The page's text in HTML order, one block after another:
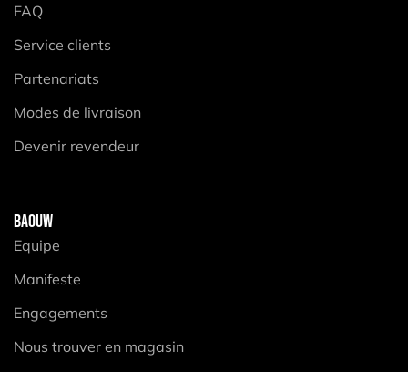
FAQ
Service clients
Partenariats
Modes de livraison
Devenir revendeur
BAOUW
Equipe
Manifeste
Engagements
Nous trouver en magasin